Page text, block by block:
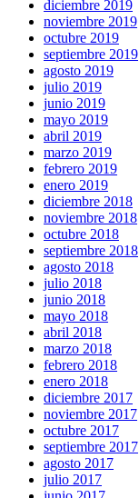
diciembre 2019
noviembre 2019
octubre 2019
septiembre 2019
agosto 2019
julio 2019
junio 2019
mayo 2019
abril 2019
marzo 2019
febrero 2019
enero 2019
diciembre 2018
noviembre 2018
octubre 2018
septiembre 2018
agosto 2018
julio 2018
junio 2018
mayo 2018
abril 2018
marzo 2018
febrero 2018
enero 2018
diciembre 2017
noviembre 2017
octubre 2017
septiembre 2017
agosto 2017
julio 2017